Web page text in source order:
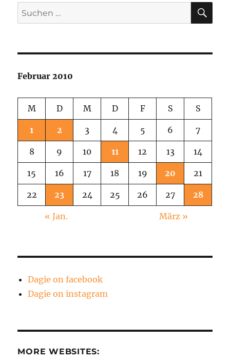
Suchen
nach:
Februar 2010
M D M D F S S
1 2 3 4 5 6 7
8 9 10 11 12 13 14
15 16 17 18 19 20 21
22 23 24 25 26 27 28
« Jan. März »
Dagie on facebook
Dagie on instagram
MORE WEBSITES: